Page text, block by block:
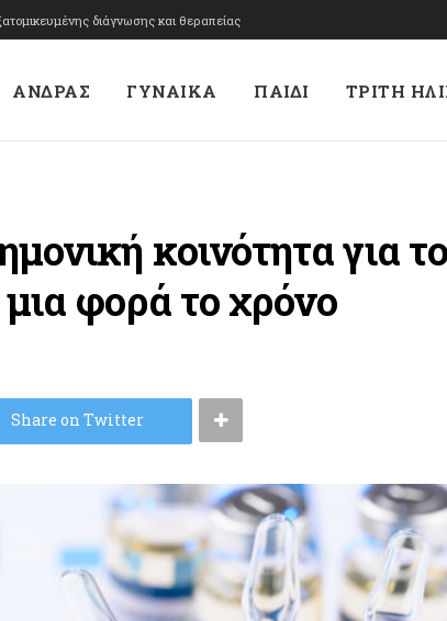
διάγνωσης και θεραπείας
ΑΝΔΡΑΣ ΓΥΝΑΙΚΑ ΠΑΙΔΙ ΤΡΙΤΗ
κοινότητα για
μια φορά το χρόνο
Share on Twitter